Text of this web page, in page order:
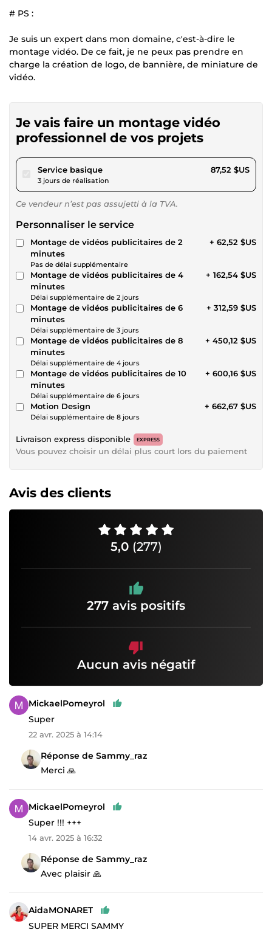
# PS :
Je suis un expert dans mon domaine, c'est-à-dire le
montage vidéo. De ce fait, je ne peux pas prendre en
charge la création de logo, de bannière, de miniature de
vidéo.
Je vais faire un montage vidéo
professionnel de vos projets
Service basiquepour 80,67 $US
3 jours de réalisation
87,52 $US
Ce vendeur n’est pas assujetti à la TVA.
Personnaliser le service
Montage de vidéos publicitaires de 2
minutes
Pas de délai supplémentaire
+ 62,52 $US
Montage de vidéos publicitaires de 4
minutes
Délai supplémentaire de 2 jours
+ 162,54 $US
Montage de vidéos publicitaires de 6
minutes
Délai supplémentaire de 3 jours
+ 312,59 $US
Montage de vidéos publicitaires de 8
minutes
Délai supplémentaire de 4 jours
+ 450,12 $US
Montage de vidéos publicitaires de 10
minutes
Délai supplémentaire de 6 jours
+ 600,16 $US
Motion Design
Délai supplémentaire de 8 jours
+ 662,67 $US
Livraison express disponible EXPRESS
Vous pouvez choisir un délai plus court lors du paiement
Avis des clients
5,0 (277)
277 avis positifs
Aucun avis négatif
MickaelPomeyrol
Super
22 avr. 2025 à 14:14
Réponse de Sammy_raz
Merci 🙏
MickaelPomeyrol
Super !!! +++
14 avr. 2025 à 16:32
Réponse de Sammy_raz
Avec plaisir 🙏
AidaMONARET
SUPER MERCI SAMMY